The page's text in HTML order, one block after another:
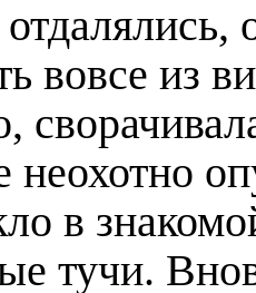
вовсе из
в
тучи.